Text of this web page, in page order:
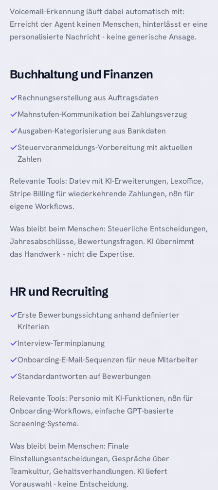
Voicemail-Erkennung läuft dabei automatisch mit:
Erreicht der Agent keinen Menschen, hinterlässt er eine
personalisierte Nachricht - keine generische Ansage.
Buchhaltung und Finanzen
Rechnungserstellung aus Auftragsdaten
Mahnstufen-Kommunikation bei Zahlungsverzug
Ausgaben-Kategorisierung aus Bankdaten
Steuervoranmeldungs-Vorbereitung mit aktuellen
Zahlen
Relevante Tools: Datev mit KI-Erweiterungen, Lexoffice,
Stripe Billing für wiederkehrende Zahlungen, n8n für
eigene Workflows.
Was bleibt beim Menschen: Steuerliche Entscheidungen,
Jahresabschlüsse, Bewertungsfragen. KI übernimmt
das Handwerk - nicht die Expertise.
HR und Recruiting
Erste Bewerbungssichtung anhand definierter
Kriterien
Interview-Terminplanung
Onboarding-E-Mail-Sequenzen für neue Mitarbeiter
Standardantworten auf Bewerbungen
Relevante Tools: Personio mit KI-Funktionen, n8n für
Onboarding-Workflows, einfache GPT-basierte
Screening-Systeme.
Was bleibt beim Menschen: Finale
Einstellungsentscheidungen, Gespräche über
Teamkultur, Gehaltsverhandlungen. KI liefert
Vorauswahl - keine Entscheidung.